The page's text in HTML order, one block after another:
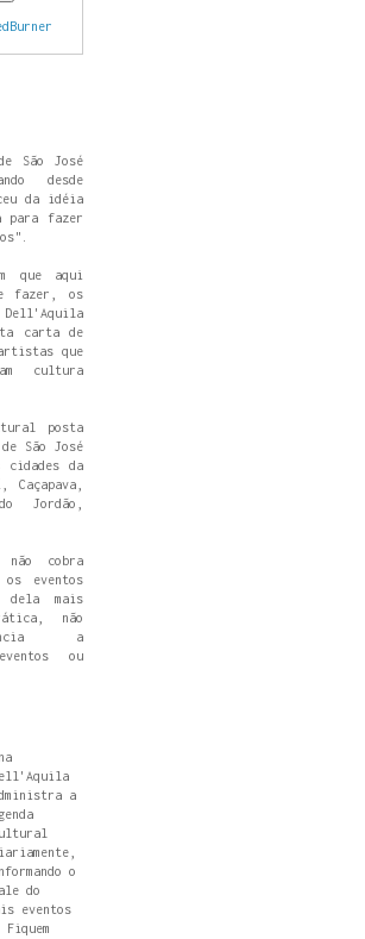
São José
desde
da idéia
para fazer
que aqui
fazer, os
Dell'Aquila
carta de
que
cultura
posta
São José
cidades da
Caçapava,
Jordão,
não cobra
eventos
dela mais
não
a
ou
a
o
do
eventos